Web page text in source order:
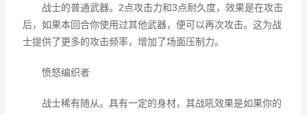
战士的普通武器。2点攻击力和3点耐久度，效果是在攻击
后，如果本回合你使用过其他武器，便可以再次攻击。这为战
士提供了更多的攻击频率，增加了场面压制力。
愤怒编织者
战士稀有随从。具有一定的身材，其战吼效果是如果你的